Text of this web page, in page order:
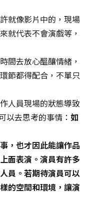
就像影片中的，現場
就代表不會演戲等，
間去放心醞釀情緒，
節都得配合，不單只
人員現場的狀態導致
以去思考的事情： 如
，也才因此能讓作品
面表演。演員有許多
員。若期待演員可以
的空間和環境，讓演